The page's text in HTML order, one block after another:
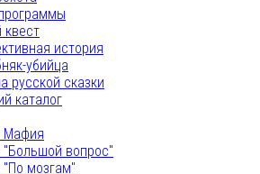
квест
история
убийца
русской сказки
каталог
Мафия
"Большой вопрос"
"По мозгам"